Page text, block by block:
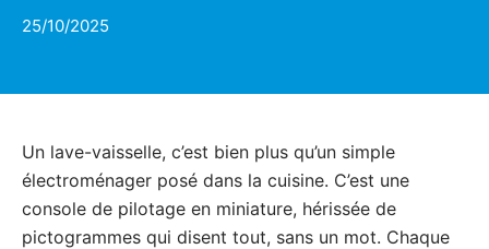
25/10/2025
Un lave-vaisselle, c’est bien plus qu’un simple
électroménager posé dans la cuisine. C’est une
console de pilotage en miniature, hérissée de
pictogrammes qui disent tout, sans un mot. Chaque